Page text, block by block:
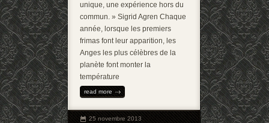
unique, une expérience hors du
commun. » Sigrid Agren Chaque
année, lorsque les premiers
frimas font leur apparition, les
Anges les plus célèbres de la
planète font monter la
température
read more
25 novembre 2013